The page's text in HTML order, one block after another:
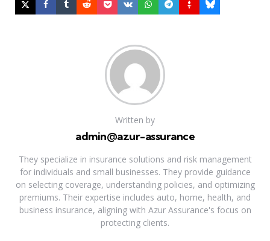
Written by
admin@azur-assurance
They specialize in insurance solutions and risk management
for individuals and small businesses. They provide guidance
on selecting coverage, understanding policies, and optimizing
premiums. Their expertise includes auto, home, health, and
business insurance, aligning with Azur Assurance's focus on
protecting clients.